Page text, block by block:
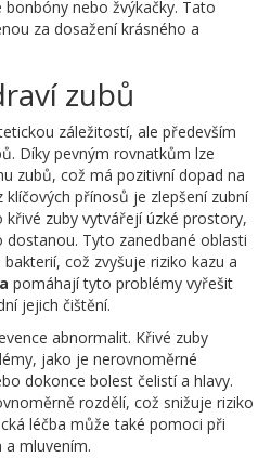
nebo žvýkačky. Tato
za dosažení krásného a
zubů
záležitostí, ale především
Díky pevným rovnatkům lze
zubů, což má pozitivní dopad na
klíčových přínosů je zlepšení zubní
křivé zuby vytvářejí úzké prostory,
Tyto zanedbané oblasti
což zvyšuje riziko kazu a
pomáhají tyto problémy vyřešit
jejich čištění.
abnormalit. Křivé zuby
jako je nerovnoměrné
dokonce bolest čelistí a hlavy.
rozdělí, což snižuje riziko
léčba může také pomoci při
mluvením.